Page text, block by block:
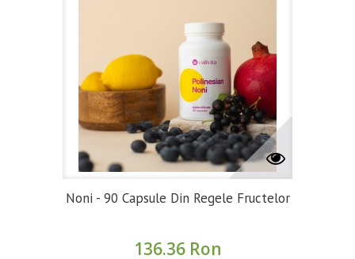
Noni - 90 Capsule Din Regele Fructelor
136.36 Ron